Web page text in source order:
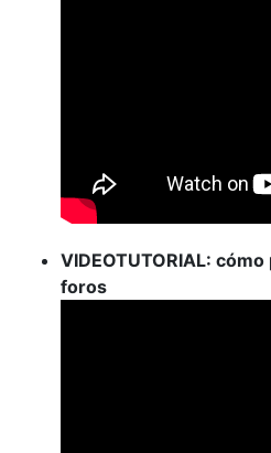
VIDEOTUTORIAL:
foros